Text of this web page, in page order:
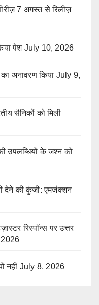
7 अगस्त से रिलीज़
पेश July 10, 2026
अनावरण किया July 9,
सैनिकों को मिली
उपलब्धियों के जश्न को
देने की कुंजी: एमजंक्शन
रिस्पॉन्स पर उत्तर
नहीं July 8, 2026